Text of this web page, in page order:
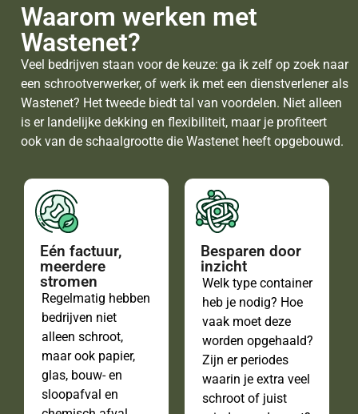
Waarom werken met
Wastenet?
Veel bedrijven staan voor de keuze: ga ik zelf op zoek naar
een schrootverwerker, of werk ik met een dienstverlener als
Wastenet? Het tweede biedt tal van voordelen. Niet alleen
is er landelijke dekking en flexibiliteit, maar je profiteert
ook van de schaalgrootte die Wastenet heeft opgebouwd.
Eén factuur,
meerdere
stromen
Regelmatig hebben
bedrijven niet
alleen schroot,
maar ook papier,
glas, bouw- en
sloopafval en
Besparen door
inzicht
Welk type container
heb je nodig? Hoe
vaak moet deze
worden opgehaald?
Zijn er periodes
waarin je extra veel
schroot of juist